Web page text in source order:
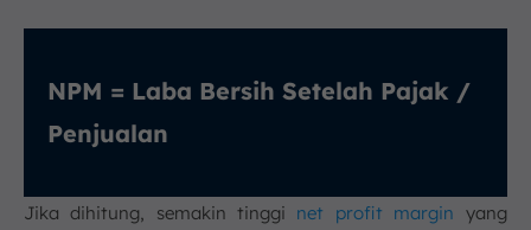
NPM = Laba Bersih Setelah Pajak /
Penjualan
Jika dihitung, semakin tinggi net profit margin yang